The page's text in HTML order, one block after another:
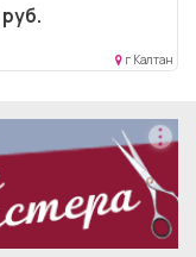
чистоты
г Калтан